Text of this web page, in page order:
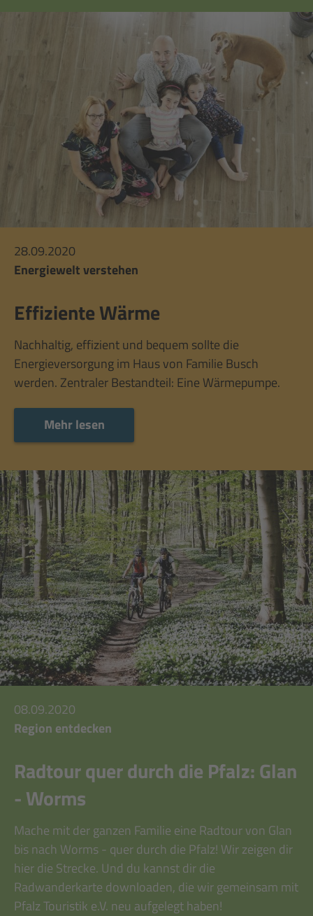
28.09.2020
Energiewelt verstehen
Effiziente Wärme
Nachhaltig, effizient und bequem sollte die
Energieversorgung im Haus von Familie Busch
werden. Zentraler Bestandteil: Eine Wärmepumpe.
Mehr lesen
08.09.2020
Region entdecken
Radtour quer durch die Pfalz: Glan
- Worms
Mache mit der ganzen Familie eine Radtour von Glan
bis nach Worms - quer durch die Pfalz! Wir zeigen dir
hier die Strecke. Und du kannst dir die
Radwanderkarte downloaden, die wir gemeinsam mit
Pfalz Touristik e.V. neu aufgelegt haben!